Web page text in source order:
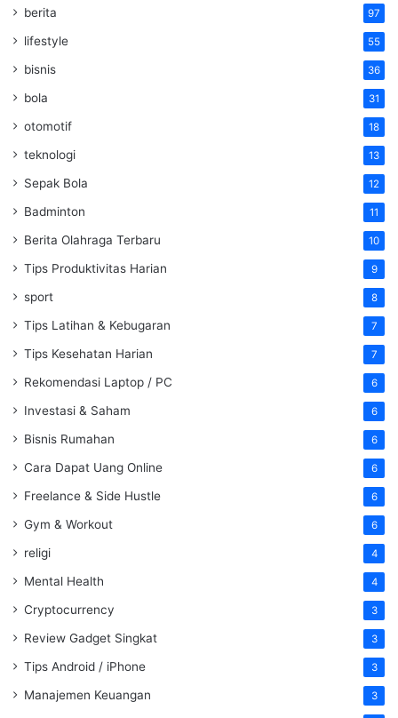
berita 97
lifestyle 55
bisnis 36
bola 31
otomotif 18
teknologi 13
Sepak Bola 12
Badminton 11
Berita Olahraga Terbaru 10
Tips Produktivitas Harian 9
sport 8
Tips Latihan & Kebugaran 7
Tips Kesehatan Harian 7
Rekomendasi Laptop / PC 6
Investasi & Saham 6
Bisnis Rumahan 6
Cara Dapat Uang Online 6
Freelance & Side Hustle 6
Gym & Workout 6
religi 4
Mental Health 4
Cryptocurrency 3
Review Gadget Singkat 3
Tips Android / iPhone 3
Manajemen Keuangan 3